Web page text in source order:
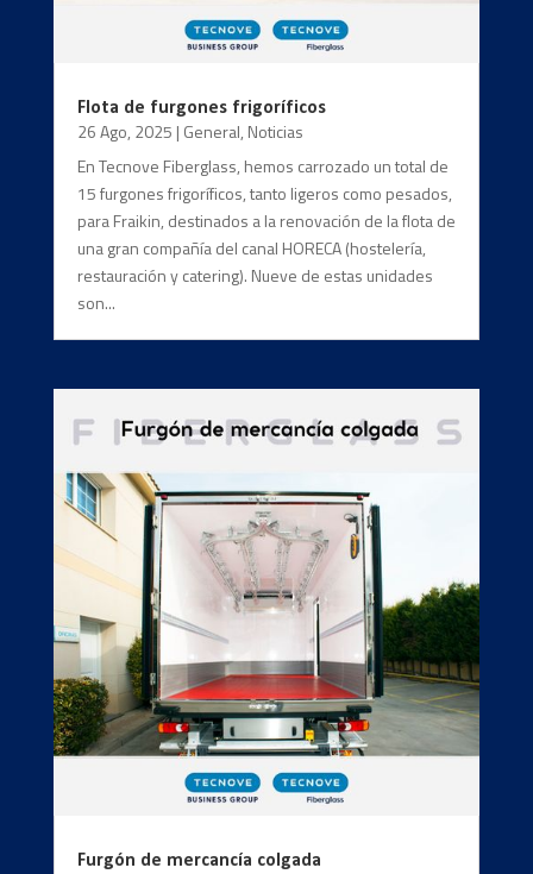
Flota de furgones frigoríficos
26 Ago, 2025 | General, Noticias
En Tecnove Fiberglass, hemos carrozado un total de
15 furgones frigoríficos, tanto ligeros como pesados,
para Fraikin, destinados a la renovación de la flota de
una gran compañía del canal HORECA (hostelería,
restauración y catering). Nueve de estas unidades
son...
Furgón de mercancía colgada